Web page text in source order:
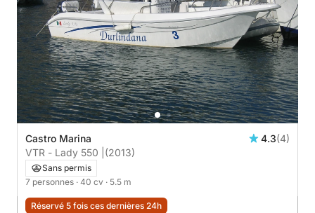
Castro Marina 4.3(4)
VTR - Lady 550 | (2013)
Sans permis
7 personnes · 40 cv · 5.5 m
Réservé 5 fois ces dernières 24h